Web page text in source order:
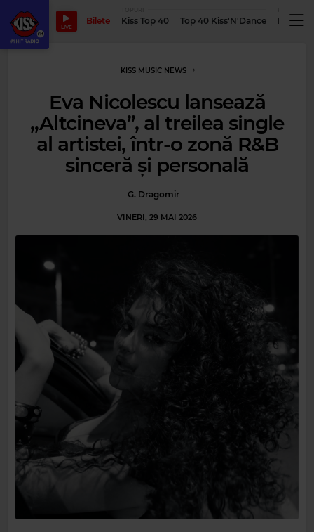
LIVE
Bilete Kiss Top 40 Top 40 Kiss'N'Dance
KISS MUSIC NEWS
Eva Nicolescu lansează
„Altcineva”, al treilea single
al artistei, într-o zonă R&B
sinceră și personală
G. Dragomir
VINERI, 29 MAI 2026